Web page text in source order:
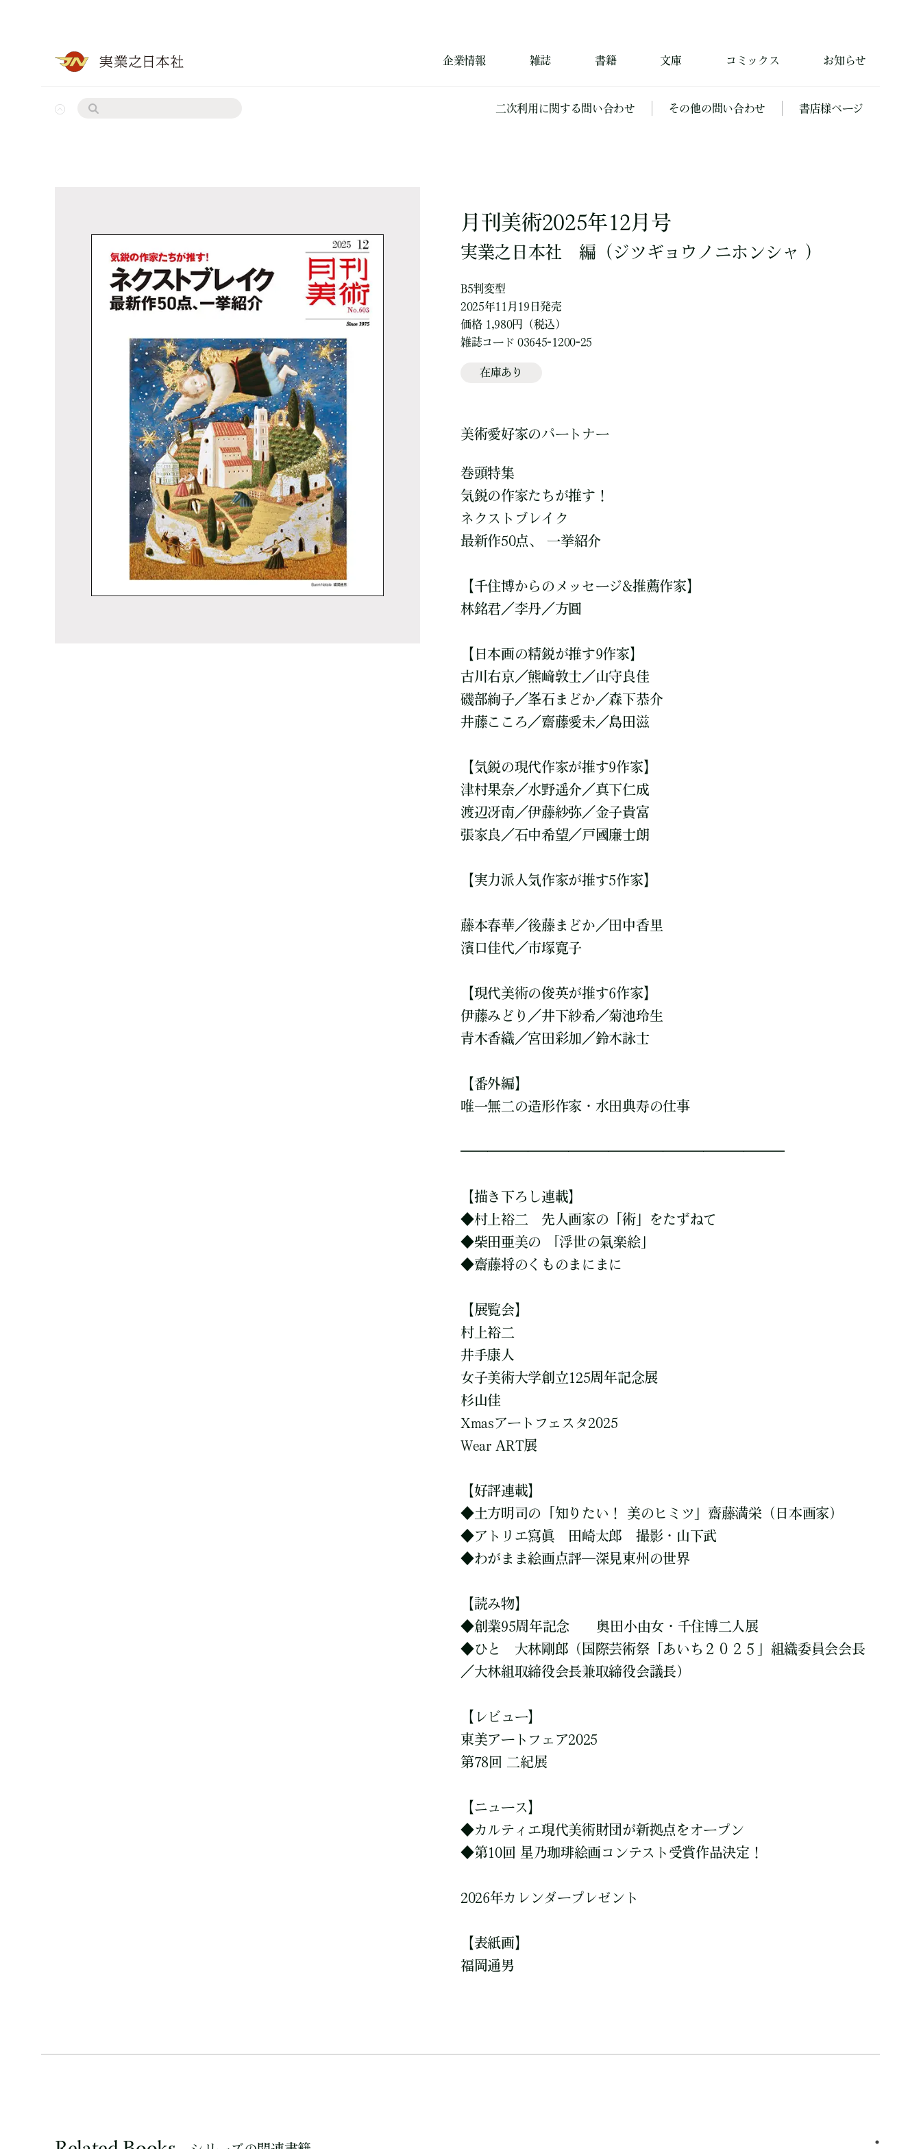
企業情報 雑誌 書籍 文庫 コミックス お知らせ
二次利用に関する問い合わせ その他の問い合わせ 書店様ページ
月刊美術2025年12月号
実業之日本社 編 （ジツギョウノニホンシャ ）
B5判変型
2025年11月19日発売
価格 1,980円（税込）
雑誌コード 03645-1200-25
在庫あり
美術愛好家のパートナー
巻頭特集
気鋭の作家たちが推す！
ネクストブレイク
最新作50点、 一挙紹介
【千住博からのメッセージ&推薦作家】
林銘君／李丹／方圓
【日本画の精鋭が推す9作家】
古川右京／熊﨑敦士／山守良佳
磯部絢子／峯石まどか／森下恭介
井藤こころ／齋藤愛未／島田滋
【気鋭の現代作家が推す9作家】
津村果奈／水野遥介／真下仁成
渡辺冴南／伊藤紗弥／金子貴富
張家良／石中希望／戸國廉士朗
【実力派人気作家が推す5作家】
藤本春華／後藤まどか／田中香里
濱口佳代／市塚寛子
【現代美術の俊英が推す6作家】
伊藤みどり／井下紗希／菊池玲生
青木香織／宮田彩加／鈴木詠士
【番外編】
唯一無二の造形作家・水田典寿の仕事
————————————————————————
【描き下ろし連載】
◆村上裕二 先人画家の「術」をたずねて
◆柴田亜美の 「浮世の氣楽絵」
◆齋藤将のくものまにまに
【展覧会】
村上裕二
井手康人
女子美術大学創立125周年記念展
杉山佳
Xmasアートフェスタ2025
Wear ART展
【好評連載】
◆土方明司の「知りたい！ 美のヒミツ」齋藤満栄（日本画家）
◆アトリエ寫眞 田崎太郎 撮影・山下武
◆わがまま絵画点評─深見東州の世界
【読み物】
◆創業95周年記念 奥田小由女・千住博二人展
◆ひと 大林剛郎（国際芸術祭「あいち２０２５」組織委員会会長
／大林組取締役会長兼取締役会議長）
【レビュー】
東美アートフェア2025
第78回 二紀展
【ニュース】
◆カルティエ現代美術財団が新拠点をオープン
◆第10回 星乃珈琲絵画コンテスト受賞作品決定！
2026年カレンダープレゼント
【表紙画】
福岡通男